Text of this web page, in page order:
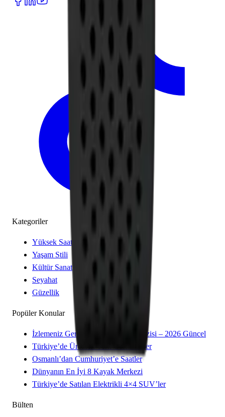
Kategoriler
Yüksek Saatçilik
Yaşam Stili
Kültür Sanat
Seyahat
Güzellik
Popüler Konular
İzlemeniz Gereken 15 Yeni Kore Dizisi – 2026 Güncel
Türkiye’de Üretilen Yerli Otomobiller
Osmanlı’dan Cumhuriyet’e Saatler
Dünyanın En İyi 8 Kayak Merkezi
Türkiye’de Satılan Elektrikli 4×4 SUV’ler
Bülten